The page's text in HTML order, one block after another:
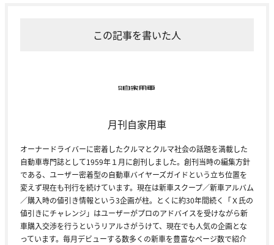
この記事を書いた人
月刊自家用車
オーナードライバーに密着したクルマとクルマ社会の話題を満載した
自動車専門誌として1959年１月に創刊しました。創刊当時の編集方針
である、ユーザー密着型の自動車バイヤーズガイドという立ち位置を
変えず現在も刊行を続けています。現在は新車スクープ／新車アルバム
／購入時の値引き情報という3企画が柱。とくに約30年間続く「Ｘ氏の
値引きにチャレンジ」はユーザーがプロのアドバイスを受けながら新
車購入交渉を行うというリアルさがうけて、現在でも人気の企画とな
っています。毎月デビューする数多くの新車を豊富なページ数で紹介